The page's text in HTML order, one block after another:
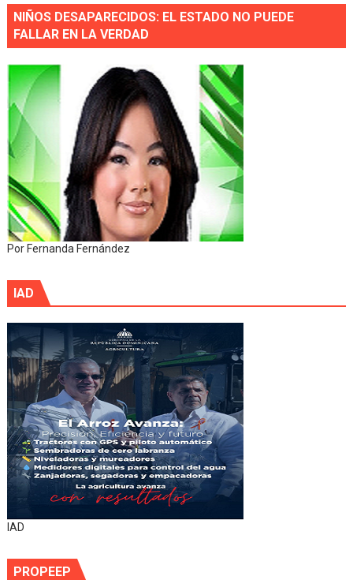
NIÑOS DESAPARECIDOS: EL ESTADO NO PUEDE
FALLAR EN LA VERDAD
Por Fernanda Fernández
IAD
IAD
PROPEEP